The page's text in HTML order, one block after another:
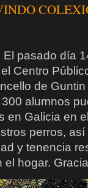
pasado día
Centro
de
alumnos
en Galicia en
perros,
y tenencia
el hogar.